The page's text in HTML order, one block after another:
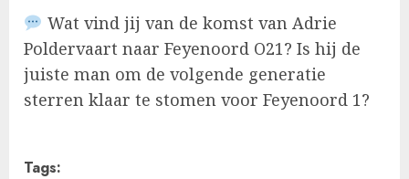
Wat vind jij van de komst van Adrie
Poldervaart naar Feyenoord O21? Is hij de
juiste man om de volgende generatie
sterren klaar te stomen voor Feyenoord 1?
Tags: